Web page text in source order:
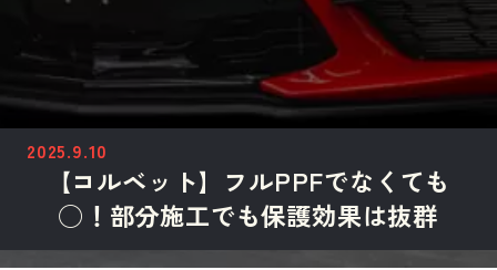
2025.9.10
【コルベット】フルPPFでなくても
◯！部分施工でも保護効果は抜群